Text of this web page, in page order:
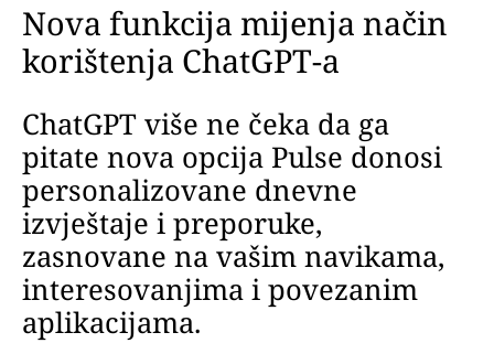
Nova funkcija mijenja način
korištenja ChatGPT-a
ChatGPT više ne čeka da ga
pitate nova opcija Pulse donosi
personalizovane dnevne
izvještaje i preporuke,
zasnovane na vašim navikama,
interesovanjima i povezanim
aplikacijama.